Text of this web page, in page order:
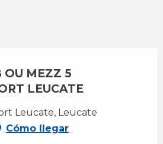
OU MEZZ 5
LEUCATE
Leucate, Leucate
Cómo llegar